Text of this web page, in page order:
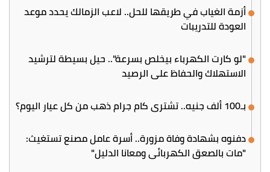
أزمة الغياب في طريقها للحل.. لاعب الزمالك يحدد موعد
العودة للتدريبات
"لو كارت الكهرباء بيخلص بسرعة".. حيل بسيطة لترشيد
الاستهلاك والحفاظ على الرصيد
بـ100 ألف جنيه.. تشتري كام جرام ذهب من كل عيار اليوم؟
دفنوه بشهادة وفاة مزورة.. أسرة عامل مصنع تستغيث:
"مات بالصعق الكهربائي ومعانا الدليل"